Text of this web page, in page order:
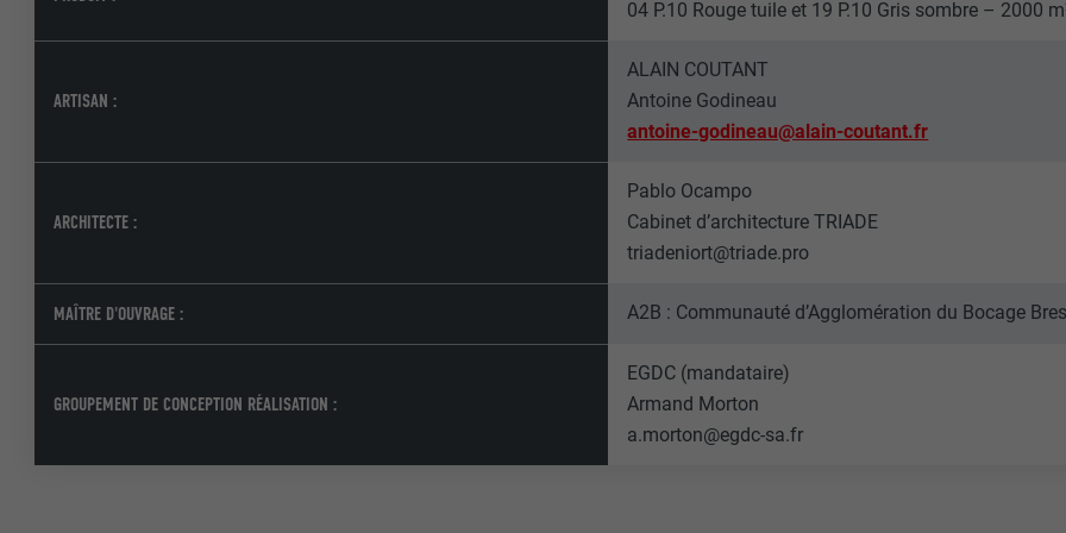
04 P.10 Rouge tuile et 19 P.10 Gris sombre – 2000
ARTISAN :
ALAIN COUTANT
Antoine Godineau
antoine-godineau@alain-coutant.fr
ARCHITECTE :
Pablo Ocampo
Cabinet d’architecture TRIADE
triadeniort@triade.pro
MAÎTRE D'OUVRAGE : A2B : Communauté d’Agglomération du Bocage
GROUPEMENT DE CONCEPTION RÉALISATION :
EGDC (mandataire)
Armand Morton
a.morton@egdc-sa.fr
Google Universal Analytics
EXPIRATION
Enregistre un identifiant unique utilisé pour générer des
statistiques sur la manière dont l'utilisateur utilise le site
_gaexp
Google Optimize
90 jours
ou non.
lang
Enregistre la langue choisie par l'utilisateur pour un site
NOM
LinkedIn